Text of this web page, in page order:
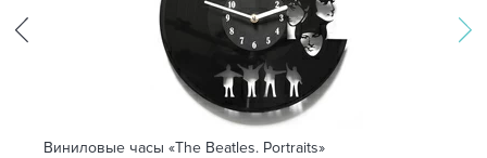
Виниловые часы «The Beatles. Portraits»